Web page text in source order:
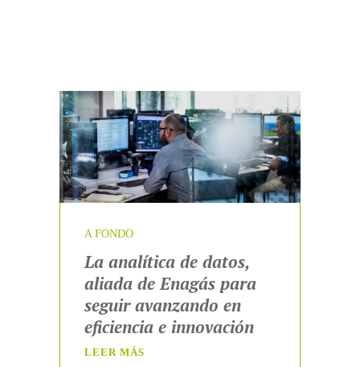
A FONDO
La analítica de datos,
aliada de Enagás para
seguir avanzando en
eficiencia e innovación
LEER MÁS